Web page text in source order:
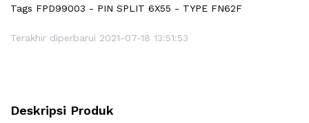
Tags FPD99003 - PIN SPLIT 6X55 - TYPE FN62F
Terakhir diperbarui 2021-07-18 13:51:53
Deskripsi Produk